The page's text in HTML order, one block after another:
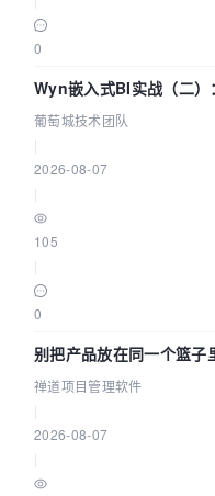
0
Wyn嵌入式BI实战（二）
参数为什么不生效？| 葡萄
葡萄城技术团队
2026-08-07
105
0
别把产品放在同一个篮子
禅道项目管理软件
2026-08-07